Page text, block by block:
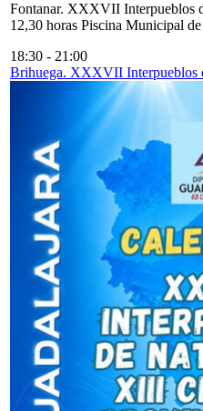
Fontanar. XXXVII Interpueblos
12,30 horas Piscina Municipal
18:30 - 21:00
Brihuega. XXXVII Interpueblos